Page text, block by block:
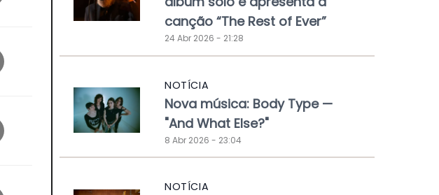
canção “The Rest of Ever”
24 Abr 2026 - 21:28
NOTÍCIA
Nova música: Body Type —
"And What Else?"
8 Abr 2026 - 23:04
NOTÍCIA